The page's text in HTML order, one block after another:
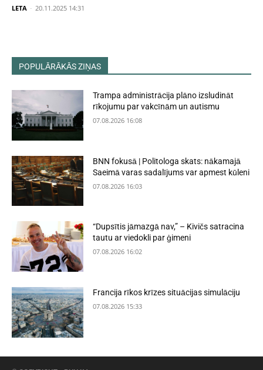
LETA - 20.11.2025 14:31
POPULĀRĀKĀS ZIŅAS
Trampa administrācija plāno izsludināt
rīkojumu par vakcīnām un autismu
07.08.2026 16:08
BNN fokusā | Politologa skats: nākamajā
Saeimā varas sadalījums var apmest kūleni
07.08.2026 16:03
“Dupsītis jāmazgā nav,” – Kivičs satracina
tautu ar viedokli par ģimeni
07.08.2026 16:02
Francija rīkos krīzes situācijas simulāciju
07.08.2026 15:33